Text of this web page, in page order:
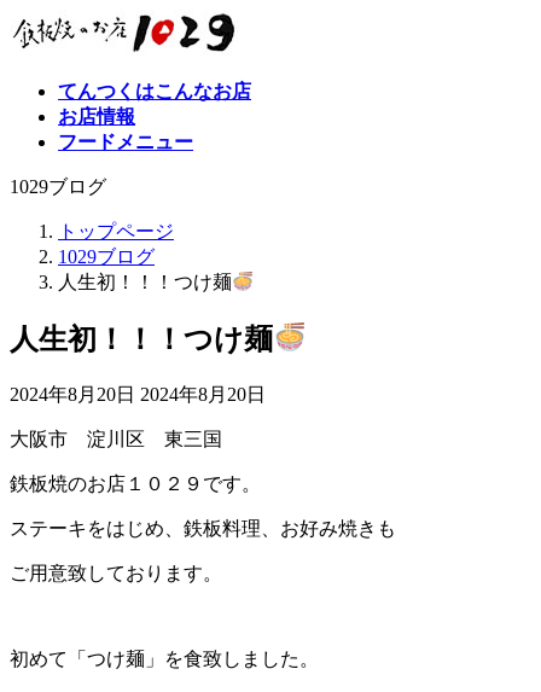
コ
ン
キ
ナ
ビ
に
てんつくはこんなお店
お店情報
フードメニュー
1029ブログ
トップページ
1029ブログ
人生初！！！つけ麺
人生初！！！つけ麺
2024年8月20日 最
更
日
時
2024年8月20日
大阪市 淀川区 東三国
鉄板焼のお店１０２９です。
ステーキをはじめ、鉄板料理、お好み焼きも
ご用意致しております。
初めて「つけ麺」を食致しました。